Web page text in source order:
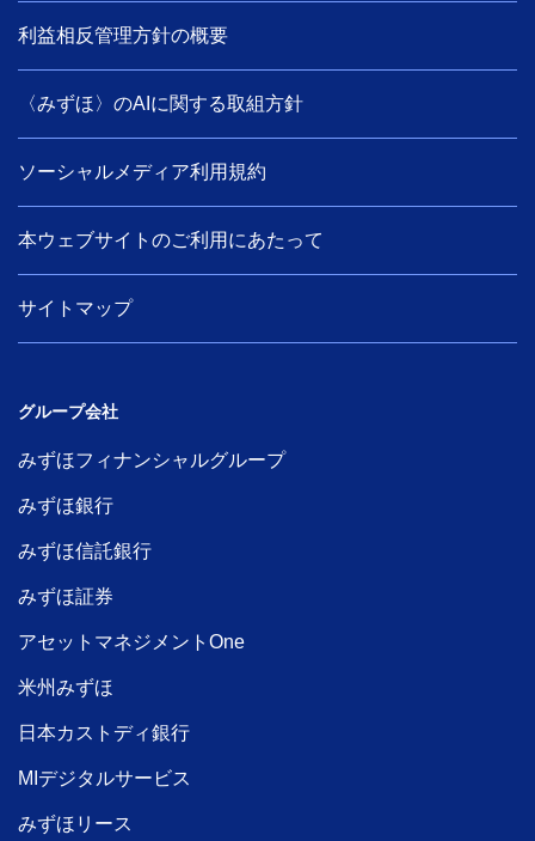
利益相反管理方針の概要
〈みずほ〉のAIに関する取組方針
ソーシャルメディア利用規約
本ウェブサイトのご利用にあたって
サイトマップ
グループ会社
みずほフィナンシャルグループ
みずほ銀行
みずほ信託銀行
みずほ証券
アセットマネジメントOne
米州みずほ
日本カストディ銀行
MIデジタルサービス
みずほリース